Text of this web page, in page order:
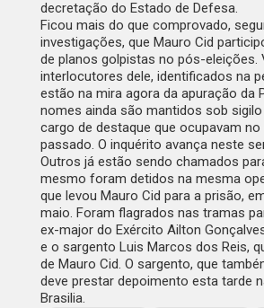
decretação do Estado de Defesa.
Ficou mais do que comprovado,
investigações, que Mauro Cid
de planos golpistas no pós-eleições.
interlocutores dele, identificados na
estão na mira agora da apuração da
nomes ainda são mantidos sob
cargo de destaque que ocupavam no
passado. O inquérito avança neste
Outros já estão sendo chamados
mesmo foram detidos na mesma
que levou Mauro Cid para a prisão,
maio. Foram flagrados nas tramas
ex-major do Exército Ailton
e o sargento Luis Marcos dos Reis,
de Mauro Cid. O sargento, que
deve prestar depoimento esta tarde
Brasilia.